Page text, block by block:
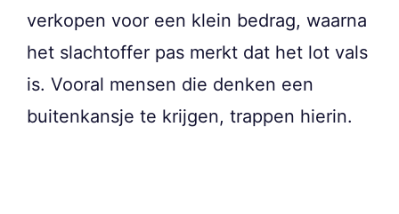
verkopen voor een klein bedrag, waarna
het slachtoffer pas merkt dat het lot vals
is. Vooral mensen die denken een
buitenkansje te krijgen, trappen hierin.